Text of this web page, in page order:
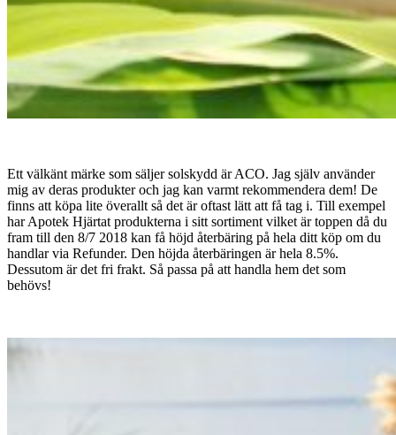
Ett välkänt märke som säljer solskydd är ACO. Jag själv använder
mig av deras produkter och jag kan varmt rekommendera dem! De
finns att köpa lite överallt så det är oftast lätt att få tag i. Till exempel
har Apotek Hjärtat produkterna i sitt sortiment vilket är toppen då du
fram till den 8/7 2018 kan få höjd återbäring på hela ditt köp om du
handlar via Refunder. Den höjda återbäringen är hela 8.5%.
Dessutom är det fri frakt. Så passa på att handla hem det som
behövs!